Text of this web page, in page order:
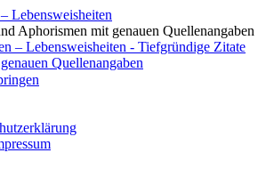
Lebensweisheiten
Aphorismen mit genauen Quellenangaben